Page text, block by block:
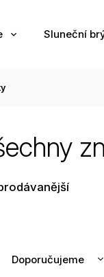
Sluneční
Doporučujeme